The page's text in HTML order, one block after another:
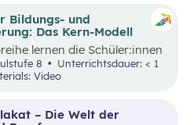
– Die Welt der
Bildungs- und
Das Kern-Modell
lernen die Schüler:innen
auftreten, authentisch
Menschen von sich
7, Schulstufe 8
Video